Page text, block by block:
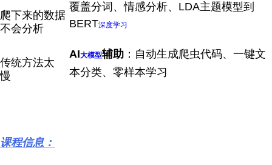
爬下来的数据
不会分析
覆盖分词、情感分析、LDA主题模型到
BERT深度学习
传统方法太
慢
AI大模型辅助 ：自动生成爬虫代码、一键文
本分类、零样本学习
课程信息：